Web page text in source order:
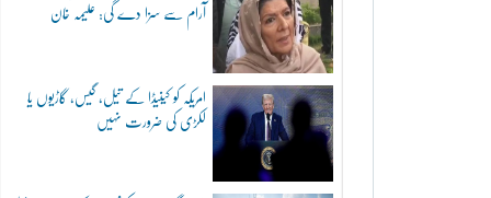
آرام سے سزا دے گی: علیمہ خان
امریکہ کو کینیڈا کے تیل، گیس، گاڑیوں یا
لکڑی کی ضرورت نہیں